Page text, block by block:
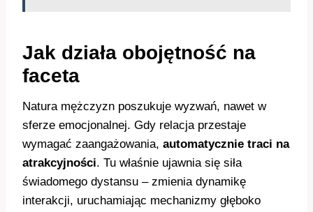
Jak działa obojętność na
faceta
Natura mężczyzn poszukuje wyzwań, nawet w
sferze emocjonalnej. Gdy relacja przestaje
wymagać zaangażowania, automatycznie traci na
atrakcyjności. Tu właśnie ujawnia się siła
świadomego dystansu – zmienia dynamikę
interakcji, uruchamiając mechanizmy głęboko